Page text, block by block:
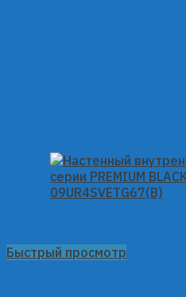
Быстрый просмотр